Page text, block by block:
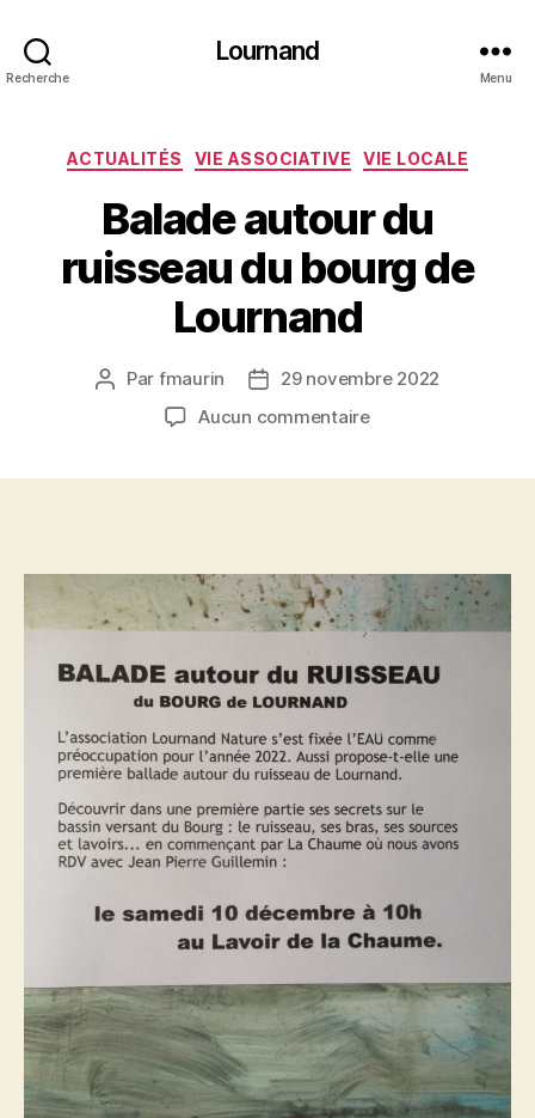
Recherche
Lournand
Menu
Catégories
ACTUALITÉS VIE ASSOCIATIVE VIE LOCALE
Balade autour du
ruisseau du bourg de
Lournand
Auteur
Par fmaurin
Date29 novembre 2022
Aucun commentairesur
bourg
de
Lournand